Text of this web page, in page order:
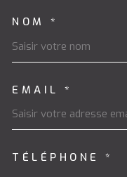
NOM *
EMAIL *
TÉLÉPHONE *